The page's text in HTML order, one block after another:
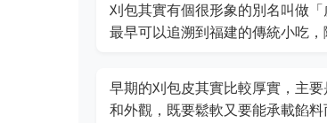
刈包其實有個很形象的別名叫做
最早可以追溯到福建的傳統小吃
早期的刈包皮其實比較厚實，主
和外觀，既要鬆軟又要能承載餡料